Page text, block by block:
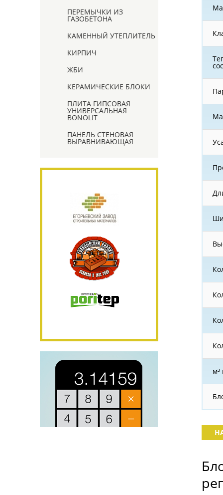
ПЕРЕМЫЧКИ ИЗ
ГАЗОБЕТОНА
КАМЕННЫЙ УТЕПЛИТЕЛЬ
КИРПИЧ
ЖБИ
КЕРАМИЧЕСКИЕ БЛОКИ
ПЛИТА ГИПСОВАЯ
УНИВЕРСАЛЬНАЯ
BONOLIT
ПАНЕЛЬ СТЕНОВАЯ
ВЫРАВНИВАЮЩАЯ
м³